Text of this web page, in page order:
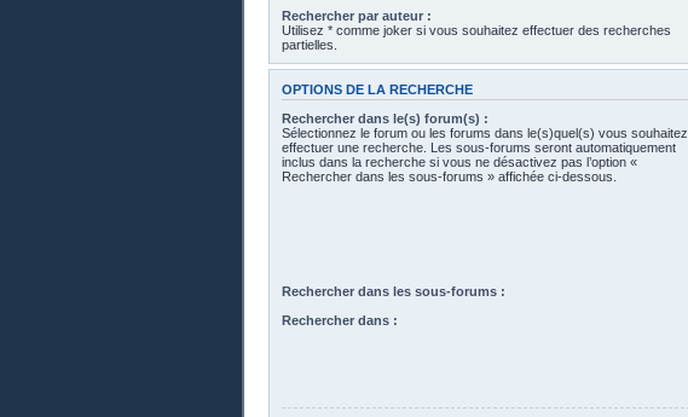
Rechercher par auteur :
Utilisez * comme joker si vous souhaitez effectuer des recherches
partielles.
OPTIONS DE LA RECHERCHE
Rechercher dans le(s) forum(s) :
Sélectionnez le forum ou les forums dans le(s)quel(s) vous souhaitez
effectuer une recherche. Les sous-forums seront automatiquement
inclus dans la recherche si vous ne désactivez pas l’option «
Rechercher dans les sous-forums » affichée ci-dessous.
Rechercher dans les sous-forums :
Rechercher dans :